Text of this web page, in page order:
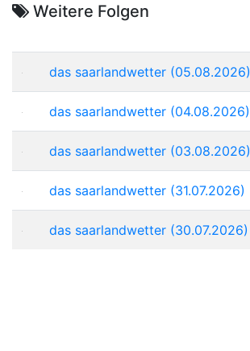
Weitere Folgen
das saarlandwetter (05.08.2026)
das saarlandwetter (04.08.2026)
das saarlandwetter (03.08.2026)
das saarlandwetter (31.07.2026)
das saarlandwetter (30.07.2026)